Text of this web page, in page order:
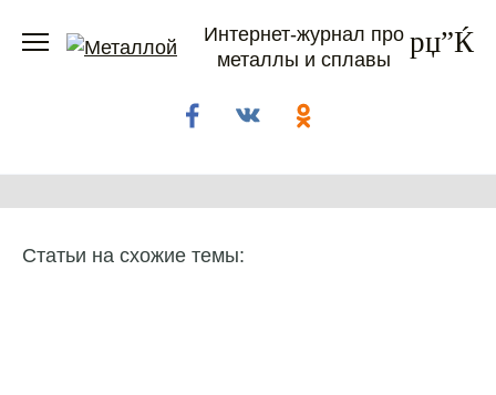
Интернет-журнал про
металлы и сплавы
Статьи на схожие темы: